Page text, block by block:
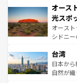
部のニュ
文化が魅
しみな
るだろう
情報は
ワイ島は
島だが、
おすす
文化や
人々、
ク、伝
ってい
オース
光スポ
オース
シドニ
リアリー
ク）、
ど、見
台湾
日本か
自然が